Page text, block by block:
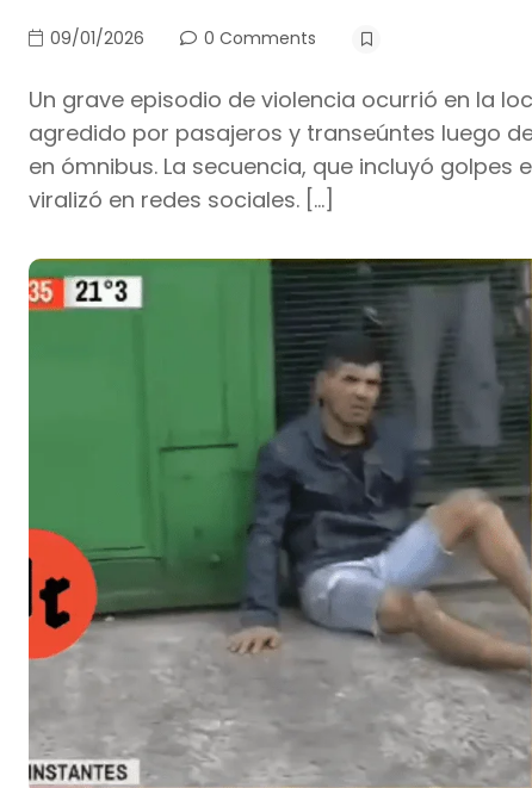
09/01/2026 0 Comments
Un grave episodio de violencia ocurrió en la
agredido por pasajeros y transeúntes luego
en ómnibus. La secuencia, que incluyó
viralizó en redes sociales. […]